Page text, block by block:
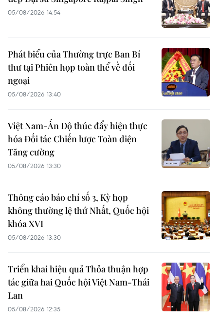
05/08/2026 14:54
Phát biểu của Thường trực Ban Bí
thư tại Phiên họp toàn thể về đối
ngoại
05/08/2026 13:40
Việt Nam-Ấn Độ thúc đẩy hiện thực
hóa Đối tác Chiến lược Toàn diện
Tăng cường
05/08/2026 13:30
Thông cáo báo chí số 3, Kỳ họp
không thường lệ thứ Nhất, Quốc hội
khóa XVI
05/08/2026 13:30
Triển khai hiệu quả Thỏa thuận hợp
tác giữa hai Quốc hội Việt Nam-Thái
Lan
05/08/2026 12:35